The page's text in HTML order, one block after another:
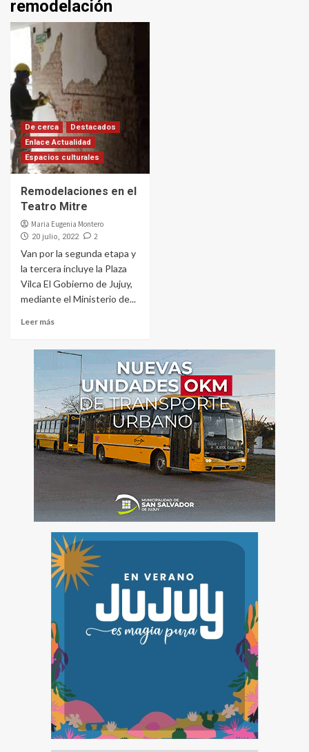
remodelación
De cerca
Destacados
Enlace Actualidad
Espacios culturales
Remodelaciones en el
Teatro Mitre
Maria Eugenia Montero
20 julio, 2022 2
Van por la segunda etapa y
la tercera incluye la Plaza
Vilca El Gobierno de Jujuy,
mediante el Ministerio de...
Leer más